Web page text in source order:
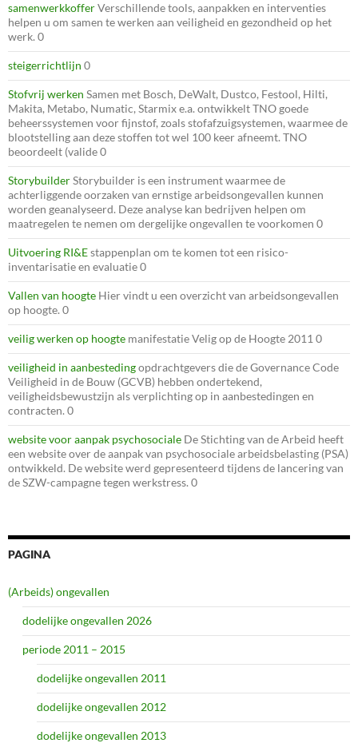
samenwerkkofferVerschillende tools, aanpakken en interventies
helpen u om samen te werken aan veiligheid en gezondheid op het
werk. 0
steigerrichtlijn 0
Stofvrij werken Samen met Bosch, DeWalt, Dustco, Festool, Hilti,
Makita, Metabo, Numatic, Starmix e.a. ontwikkelt TNO goede
beheerssystemen voor fijnstof, zoals stofafzuigsystemen, waarmee de
blootstelling aan deze stoffen tot wel 100 keer afneemt. TNO
beoordeelt (valide 0
StorybuilderStorybuilder is een instrument waarmee de
achterliggende oorzaken van ernstige arbeidsongevallen kunnen
worden geanalyseerd. Deze analyse kan bedrijven helpen om
maatregelen te nemen om dergelijke ongevallen te voorkomen 0
Uitvoering RI&Estappenplan om te komen tot een risico-
inventarisatie en evaluatie 0
Vallen van hoogte Hier vindt u een overzicht van arbeidsongevallen
op hoogte. 0
veilig werken op hoogte manifestatie Velig op de Hoogte 2011 0
veiligheid in aanbestedingopdrachtgevers die de Governance Code
Veiligheid in de Bouw (GCVB) hebben ondertekend,
veiligheidsbewustzijn als verplichting op in aanbestedingen en
contracten. 0
website voor aanpak psychosociale De Stichting van de Arbeid heeft
een website over de aanpak van psychosociale arbeidsbelasting (PSA)
ontwikkeld. De website werd gepresenteerd tijdens de lancering van
de SZW-campagne tegen werkstress. 0
PAGINA
(Arbeids) ongevallen
dodelijke ongevallen 2026
periode 2011 – 2015
dodelijke ongevallen 2011
dodelijke ongevallen 2012
dodelijke ongevallen 2013